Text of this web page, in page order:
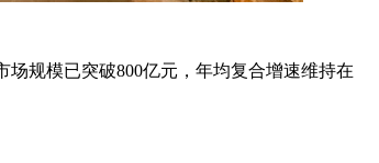
规模已突破800亿元，年均复合增速维持在